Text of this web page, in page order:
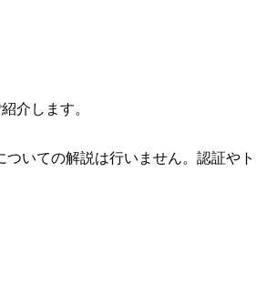
介します。
いての解説は行いません。認証や